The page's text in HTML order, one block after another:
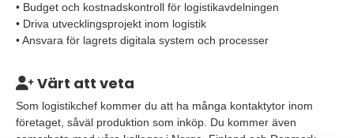
• Budget och kostnadskontroll för logistikavdelningen
• Driva utvecklingsprojekt inom logistik
• Ansvara för lagrets digitala system och processer
Värt att veta
Som logistikchef kommer du att ha många kontaktytor inom
företaget, såväl produktion som inköp. Du kommer även